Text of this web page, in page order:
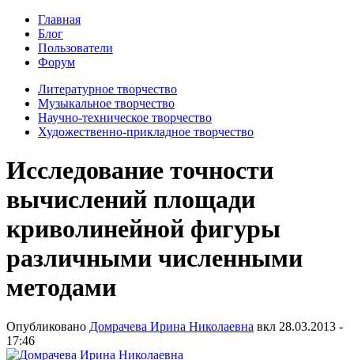
Главная
Блог
Пользователи
Форум
Литературное творчество
Музыкальное творчество
Научно-техническое творчество
Художественно-прикладное творчество
Исследование точности
вычислений площади
криволинейной фигуры
различными численными
методами
Опубликовано Домрачева Ирина Николаевна вкл 28.03.2013 -
17:46